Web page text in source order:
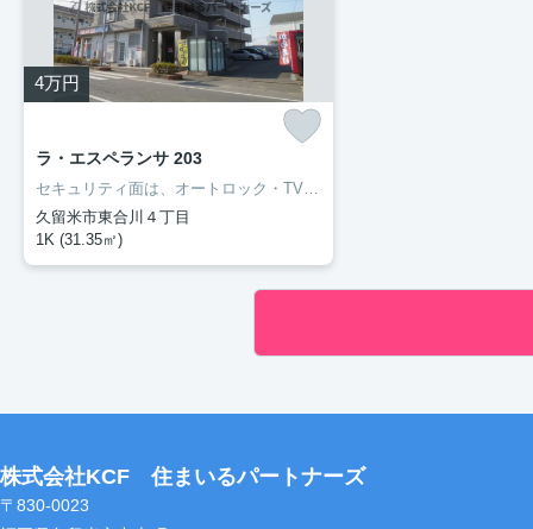
4万円
ラ・エスペランサ 203
セキュリティ面は、オートロック・TVインターホンなど充実しているので、防犯対策もばっちりです。収納はシューズボックス・クロゼットなど豊富なので、衣類や履き物の整理がしやすく便利です。外装もおしゃれで快適な生活をおくることができるマンションです。丁寧かつ迅速に対応する事がモットーの当社なら、きっと満足していただけるお部屋探しが可能です。久留米市や久大本線久留米大学前付近のことならお任せ下さい。
久留米市東合川４丁目
1K (31.35㎡)
株式会社KCF 住まいるパートナーズ
〒830-0023